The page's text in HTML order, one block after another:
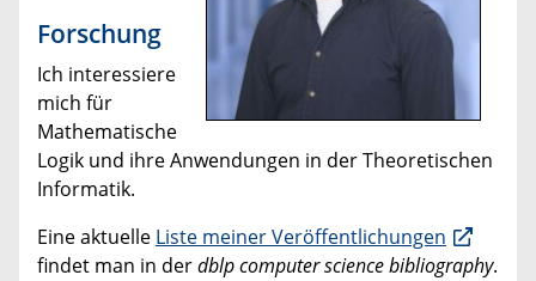
Forschung
Ich interessiere
mich für
Mathematische
Logik und ihre Anwendungen in der Theoretischen
Informatik.
Eine aktuelle Liste meiner Veröffentlichungen
findet man in derdblp computer science bibliography.